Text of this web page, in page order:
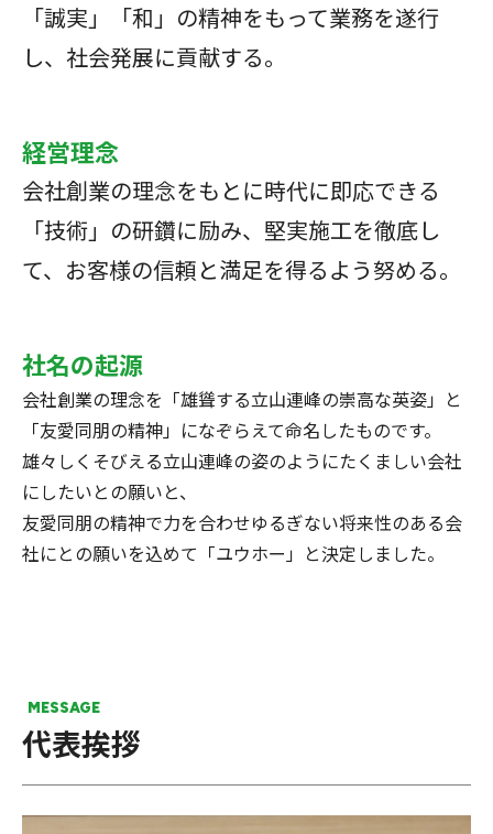
「誠実」「和」の精神をもって業務を遂行
し、社会発展に貢献する。
経営理念
会社創業の理念をもとに時代に即応できる
「技術」の研鑽に励み、 堅実施工を徹底し
て、お客様の信頼と満足を得るよう努める。
社名の起源
会社創業の理念を「雄聳する立山連峰の崇高な英姿」と
「友愛同朋の精神」になぞらえて命名したものです。
雄々しくそびえる立山連峰の姿のようにたくましい会社
にしたいとの願いと、
友愛同朋の精神で力を合わせゆるぎない将来性のある会
社にとの願いを込めて「ユウホー」と決定しました。
MESSAGE
代表挨拶